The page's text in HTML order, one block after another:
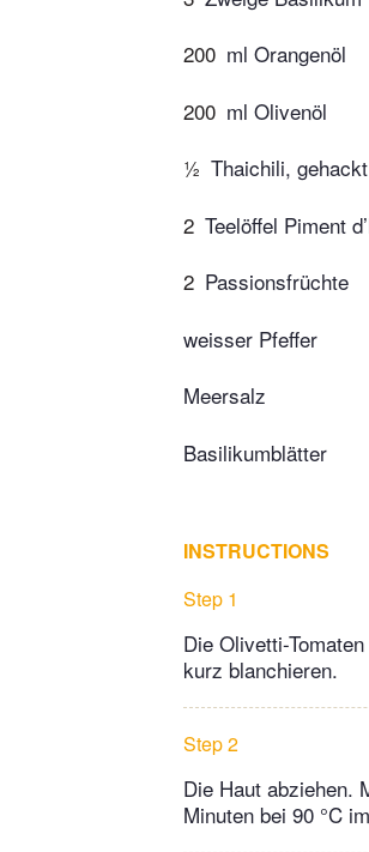
200 ml Orangenöl
200 ml Olivenöl
½ Thaichili, gehackt
2 Teelöffel Piment
2 Passionsfrüchte
weisser Pfeffer
Meersalz
Basilikumblätter
INSTRUCTIONS
Step 1
Die Olivetti-
kurz blanchieren.
Step 2
Die Haut abziehen.
Minuten bei 90 °C